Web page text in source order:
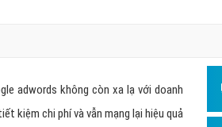
Dịch
Hỏi
adwords không còn xa lạ với doanh
kiệm chi phí và vẫn mạng lại hiệu quả